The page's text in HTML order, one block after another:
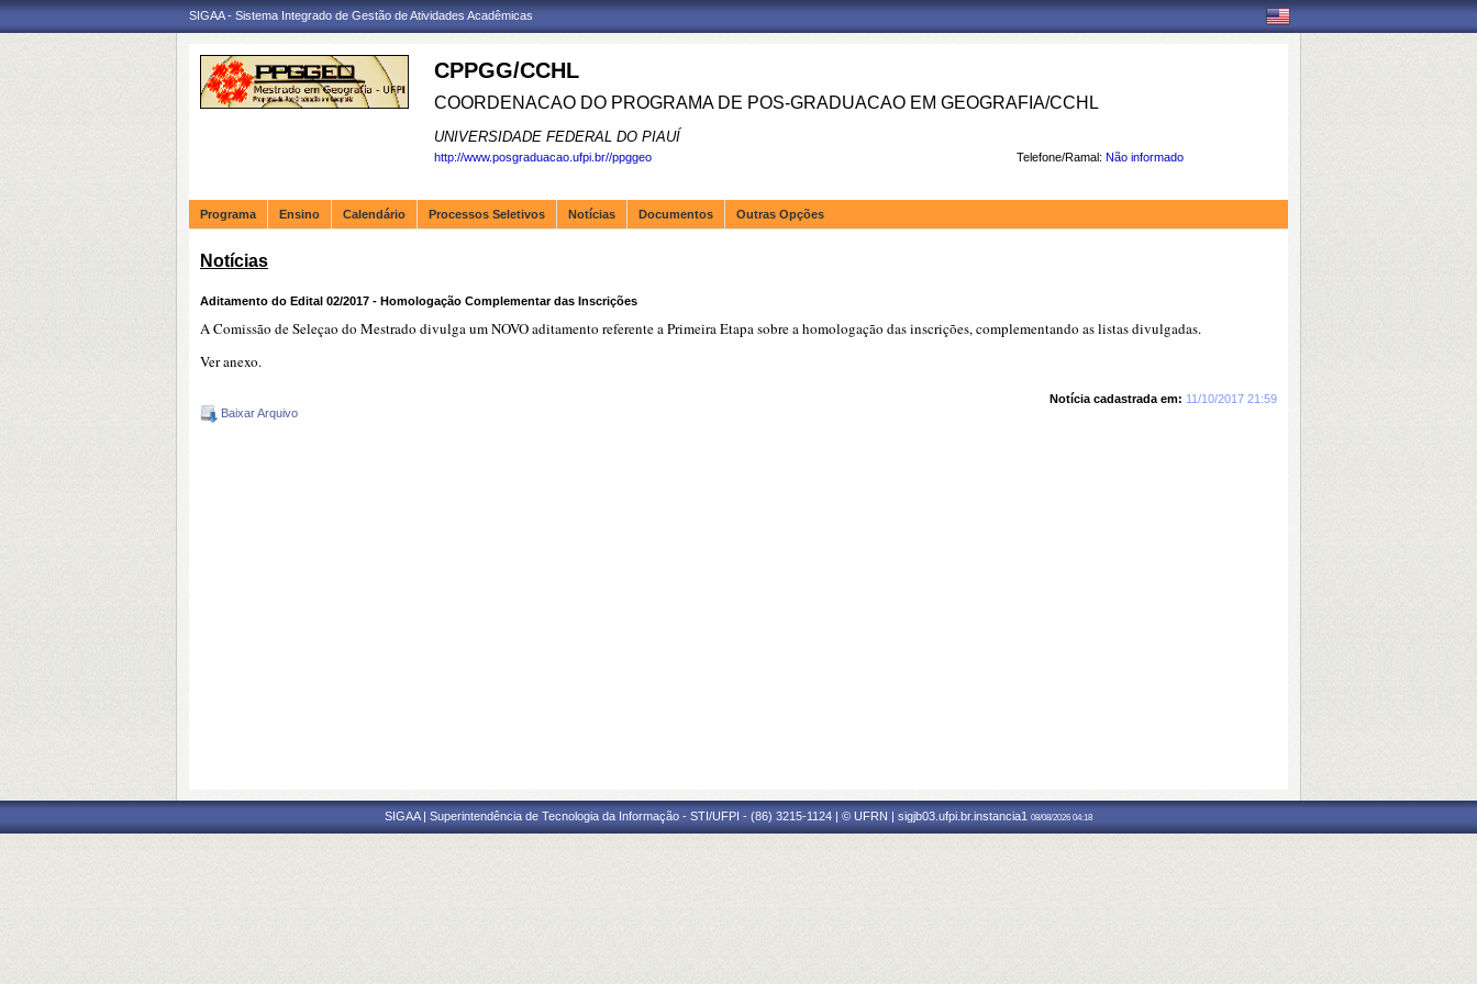
SIGAA - Sistema Integrado de Gestão de Atividades Acadêmicas
CPPGG/CCHL
COORDENACAO DO PROGRAMA DE POS-GRADUACAO EM GEOGRAFIA/CCHL
UNIVERSIDADE FEDERAL DO PIAUÍ
Telefone/Ramal: Não informado
http://www.posgraduacao.ufpi.br//ppggeo
Programa Ensino Calendário Processos Seletivos Notícias Documentos Outras Opções
Notícias
Aditamento do Edital 02/2017 - Homologação Complementar das Inscrições
A Comissão de Seleçao do Mestrado divulga um NOVO aditamento referente a Primeira Etapa sobre a homologação das inscrições, complementando as listas divulgadas.
Ver anexo.
Notícia cadastrada em: 11/10/2017 21:59
Baixar Arquivo
SIGAA | Superintendência de Tecnologia da Informação - STI/UFPI - (86) 3215-1124 | © UFRN | sigjb03.ufpi.br.instancia1 08/08/2026 04:18